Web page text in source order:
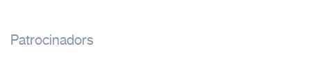
Patrocinadors